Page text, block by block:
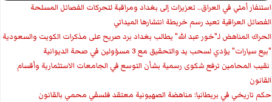
استنفار أمني في العراق.. تعزيزات إلى بغداد ومراقبة لتحركات الفصائل المسلحة
الفصائل العراقية تعيد رسم خريطة انتشارها الميداني
الحراك المناهض لـ"خور عبد الله" يطالب بغداد برد صريح على مذكرات الكويت والسعودية
"بيع سيارات" يؤدي لسحب يد والتحقيق مع 3 مسؤولين في صحة الديوانية
‏ نقيب المحامين ترفع شكوى رسمية بشأن التوسع في الجامعات الاستثمارية وأقسام
القانون
حكم تاريخي في بريطانيا: مناهضة الصهيونية معتقد فلسفي محمي بالقانون